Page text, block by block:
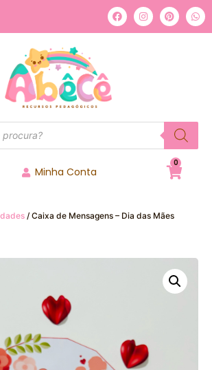
Minha Conta
0
/ Caixa de Mensagens – Dia das Mães